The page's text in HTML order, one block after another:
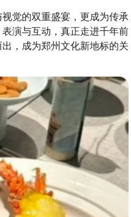
觉的双重盛宴，更成为传承
演与互动，真正走进千年前
，成为郑州文化新地标的关